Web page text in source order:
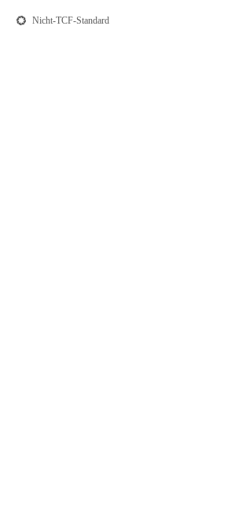
Nicht-TCF-Standard